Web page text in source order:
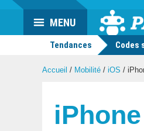
Actu
geek
MENU
Tendances Codes
Accueil / Mobilité / iOS /